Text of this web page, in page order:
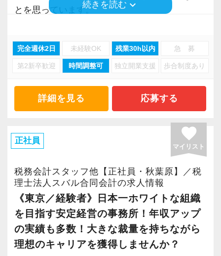
負担！
かせて、風通しのよい事務所を目指していま
す。
（ランチを食べるだけではなく、毎週1回の定
例ミーティングを行い、情報共有も行っていま
◉ 充実の社内研修制度！
ゼロベースでは、社内研修制度を用意し、ス
『頑張る人には頑張れる環境の準備を』を一
つのテーマに、社内研修制度を用意していま
す。
◉ 人事評価制度の導入！
ゼロベースでは、『公平な評価制度』を大切
の上で）。
＋中抜け』のようなイメージで柔軟な勤務体系
になっています。
ますが、ゼロベースとしてルールを設定してい
ます。
もちろん、freeeに触ったことがない方には、
丁寧にレクチャーをしていきますのでその点ご
◉ やりがいのない仕事を極力減らし、スタッフ
のスキルアップを応援します
ゼロベースは、AIの活用はもちろんのこと、
『どうしたら業務を削減できるのか』『どうし
たらお客様が喜んでもらえるサービスとなる
とを思っています。
もちろん『単に楽をしたい』、という訳ではあ
クライアントとの良好な関係を目指し、満足度
はもちろん、働いている社員の満足度も重要だ
楽しく暮らすためには、仕事を通して時には困
難を乗り越える必要があるかもしれません。
その時は、ゼロベースのメンバーと一緒に手を
取り合って乗り越えていきませんか？
僕たちの事務所は、困った人を助け合いながら
10年以上の事務所運営をやってきました。
実際に入社した社員からは、「困難なこともあ
続きを読む keyboard_arrow_down
完全週休2日 未経験OK 残業30h以内 急 募
第2新卒歓迎 時間調整可 独立開業支援 歩合制度あり
詳細を見る 応募する
正社員 favorite
マイリスト
税務会計スタッフ他【正社員・秋葉原】／税
理士法人スバル合同会計の求人情報
《東京／経験者》日本一ホワイトな組織
を目指す安定経営の事務所！年収アップ
の実績も多数！大きな裁量を持ちながら
理想のキャリアを獲得しませんか？